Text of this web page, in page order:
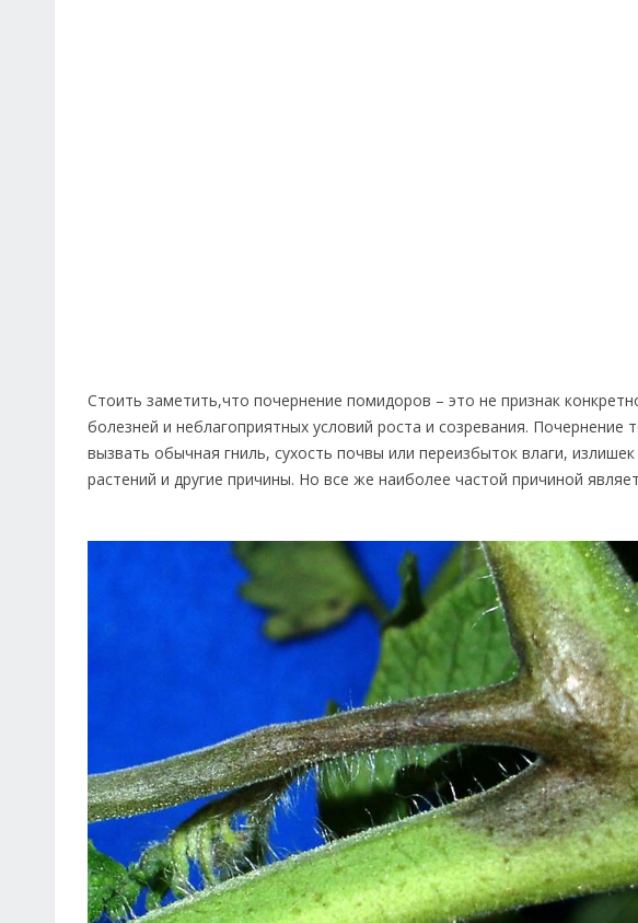
Стоить заметить,что почернение помидоров – это не признак
болезней и неблагоприятных условий роста и созревания.
вызвать обычная гниль, сухость почвы или переизбыток влаги,
растений и другие причины. Но все же наиболее частой причиной